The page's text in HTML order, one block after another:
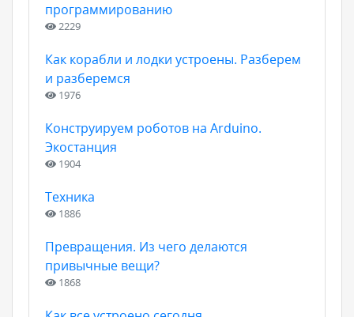
программированию
2229
Как корабли и лодки устроены. Разберем
и разберемся
1976
Конструируем роботов на Arduino.
Экостанция
1904
Техника
1886
Превращения. Из чего делаются
привычные вещи?
1868